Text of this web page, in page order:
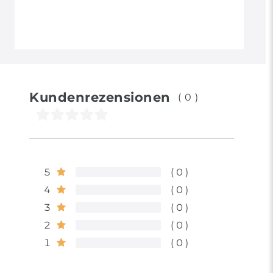
Kundenrezensionen (0)
5
0
4
0
3
0
2
0
1
0